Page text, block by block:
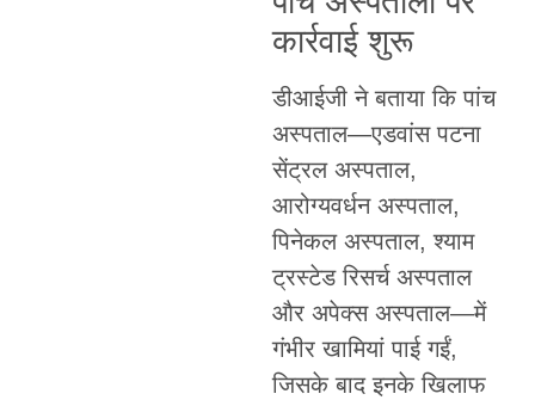
कार्रवाई शुरू
डीआईजी ने बताया कि पांच
अस्पताल—एडवांस पटना
सेंट्रल अस्पताल,
आरोग्यवर्धन अस्पताल,
पिनेकल अस्पताल, श्याम
ट्रस्टेड रिसर्च अस्पताल
और अपेक्स अस्पताल—में
गंभीर खामियां पाई गईं,
जिसके बाद इनके खिलाफ